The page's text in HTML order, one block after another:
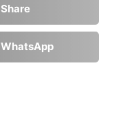
Share
WhatsApp